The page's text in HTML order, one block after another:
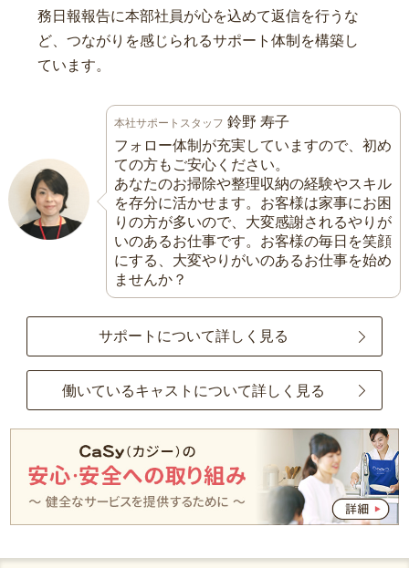
務日報報告に本部社員が心を込めて返信を行うな
ど、つながりを感じられるサポート体制を構築し
ています。
本社サポートスタッフ 鈴野 寿子
フォロー体制が充実していますので、初め
ての方もご安心ください。
あなたのお掃除や整理収納の経験やスキル
を存分に活かせます。お客様は家事にお困
りの方が多いので、大変感謝されるやりが
いのあるお仕事です。お客様の毎日を笑顔
にする、大変やりがいのあるお仕事を始め
ませんか？
サポートについて詳しく見る
働いているキャストについて詳しく見る